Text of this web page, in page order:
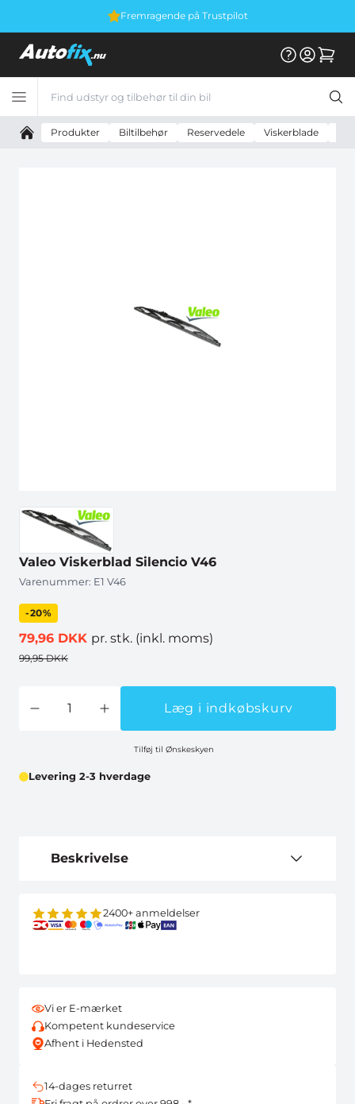
Fremragende på Trustpilot
Produkter Biltilbehør Reservedele Viskerblade
Valeo Viskerblad Silencio V46
Varenummer: E1 V46
-20%
79,96 DKK pr. stk. (inkl. moms)
99,95 DKK
Læg i indkøbskurv
Tilføj til Ønskeskyen
Levering 2-3 hverdage
Beskrivelse
2400+ anmeldelser
Vi er E-mærket
Kompetent kundeservice
Afhent i Hedensted
14-dages returret